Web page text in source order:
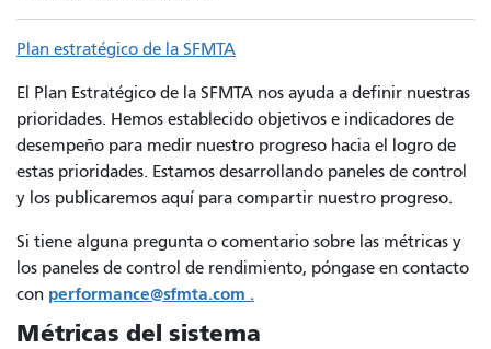
Plan estratégico de la SFMTA
El Plan Estratégico de la SFMTA nos ayuda a definir nuestras
prioridades. Hemos establecido objetivos e indicadores de
desempeño para medir nuestro progreso hacia el logro de
estas prioridades. Estamos desarrollando paneles de control
y los publicaremos aquí para compartir nuestro progreso.
Si tiene alguna pregunta o comentario sobre las métricas y
los paneles de control de rendimiento, póngase en contacto
con performance@sfmta.com .
Métricas del sistema